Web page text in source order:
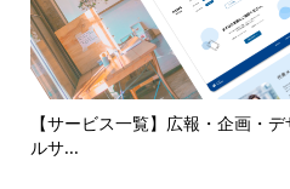
【サービス一覧】広報・企画・
ルサ...